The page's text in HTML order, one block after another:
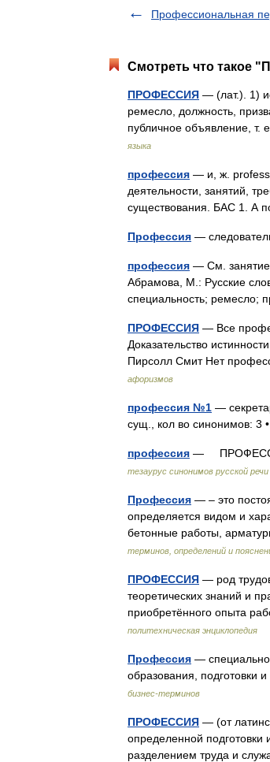
Профессиональная
Смотреть что такое
ПРОФЕССИЯ — (лат.). 1)
ремесло, должность,
публичное объявление,
языка
профессия — и, ж.
деятельности, занятий,
существования. БАС 1. А
Профессия —
профессия — См.
Абрамова, М.: Русские
специальность; ремесло;
ПРОФЕССИЯ — Все
Доказательство
Пирсолл Смит Нет
афоризмов
профессия №1 —
сущ., кол во синонимов:
профессия —
тезаурус синонимов русской речи
Профессия — – это
определяется видом и
бетонные работы,
терминов, определений и
ПРОФЕССИЯ — род
теоретических знаний и
приобретённого опыта
политехническая энциклопедия
Профессия —
образования, подготовки
бизнес-терминов
ПРОФЕССИЯ — (от
определенной
разделением труда и